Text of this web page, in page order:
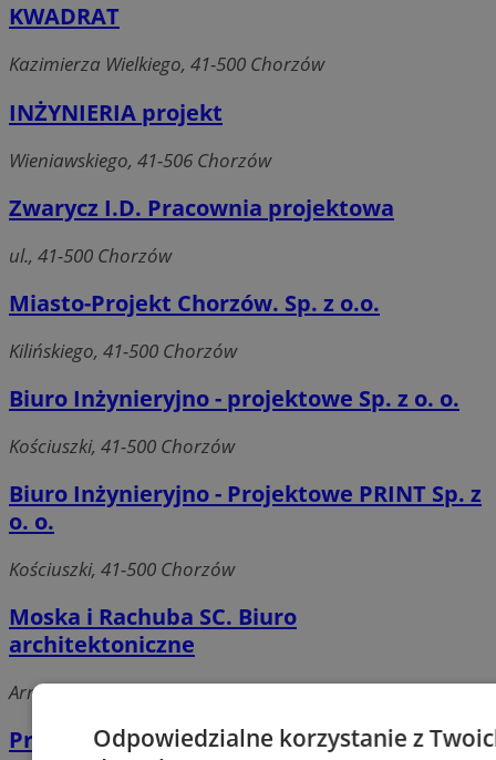
KWADRAT
Kazimierza Wielkiego, 41-500 Chorzów
INŻYNIERIA projekt
Wieniawskiego, 41-506 Chorzów
Zwarycz I.D. Pracownia projektowa
ul., 41-500 Chorzów
Miasto-Projekt Chorzów. Sp. z o.o.
Kilińskiego, 41-500 Chorzów
Biuro Inżynieryjno - projektowe Sp. z o. o.
Kościuszki, 41-500 Chorzów
Biuro Inżynieryjno - Projektowe PRINT Sp. z
o. o.
Kościuszki, 41-500 Chorzów
Moska i Rachuba SC. Biuro
architektoniczne
Armii Krajowej, 41-506 Chorzów
Pracownia Architektoniczna ARS
Odpowiedzialne korzystanie z